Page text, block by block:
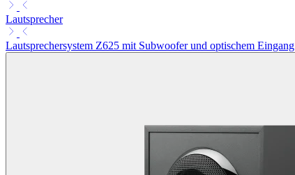
Lautsprecher
Lautsprechersystem Z625 mit Subwoofer und optischem Eingang